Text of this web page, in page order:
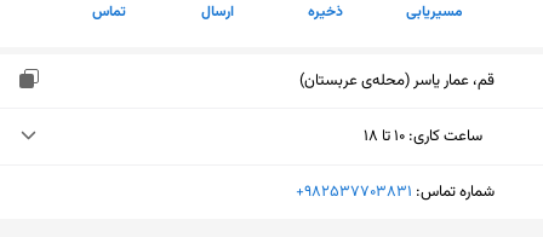
مسیریابی ذخیره ارسال تماس
قم، عمار یاسر (محله‌ی عربستان)
ساعت کاری: ۱۰ تا ۱۸
دوشنبه (امروز)
شماره تماس: ‎+982537703831